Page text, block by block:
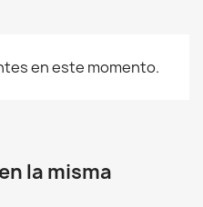
en este momento.
la misma